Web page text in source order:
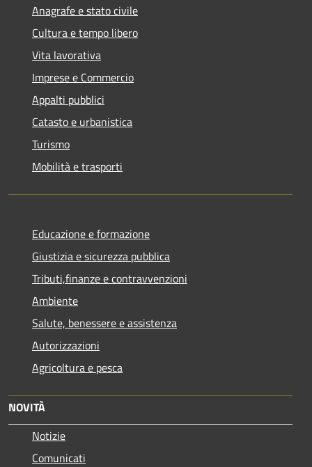
Anagrafe e stato civile
Cultura e tempo libero
Vita lavorativa
Imprese e Commercio
Appalti pubblici
Catasto e urbanistica
Turismo
Mobilità e trasporti
Educazione e formazione
Giustizia e sicurezza pubblica
Tributi,finanze e contravvenzioni
Ambiente
Salute, benessere e assistenza
Autorizzazioni
Agricoltura e pesca
NOVITÀ
Notizie
Comunicati